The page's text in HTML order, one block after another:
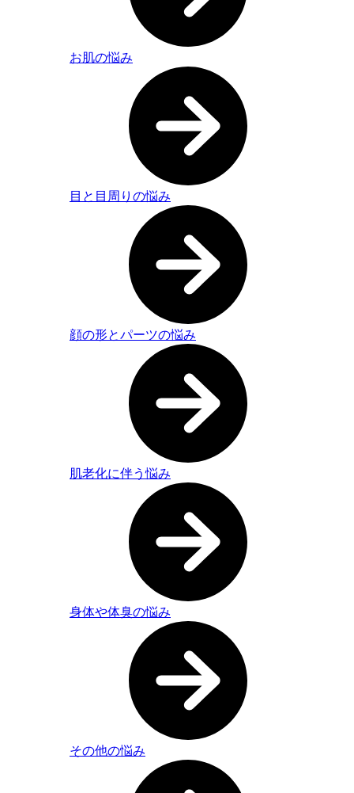
お肌の悩み
目と目周りの悩み
顔の形とパーツの悩み
肌老化に伴う悩み
身体や体臭の悩み
その他の悩み